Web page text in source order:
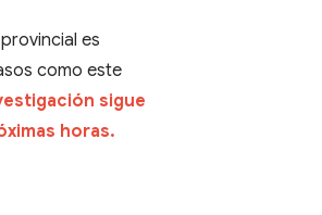
es
como este
sigue
horas.